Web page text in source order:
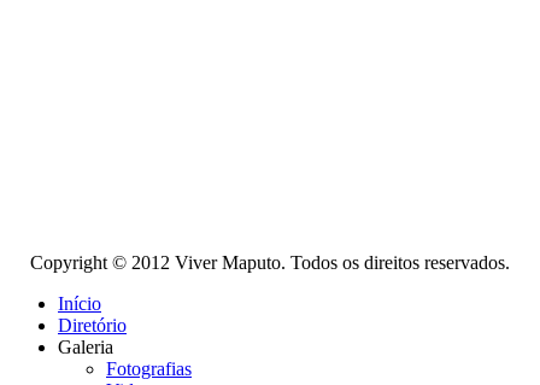
Copyright © 2012 Viver Maputo. Todos os direitos reservados.
Início
Diretório
Galeria
Fotografias